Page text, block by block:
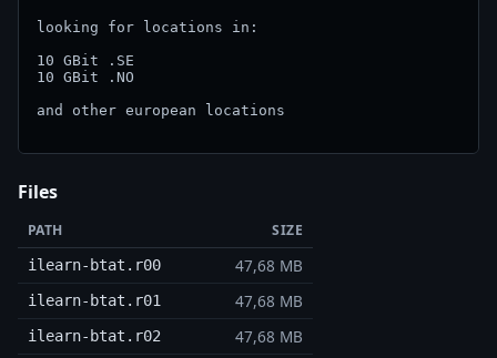
looking for locations in:
10 GBit .SE
10 GBit .NO
and other european locations
Files
PATH SIZE
ilearn-btat.r00 47,68 MB
ilearn-btat.r01 47,68 MB
ilearn-btat.r02 47,68 MB